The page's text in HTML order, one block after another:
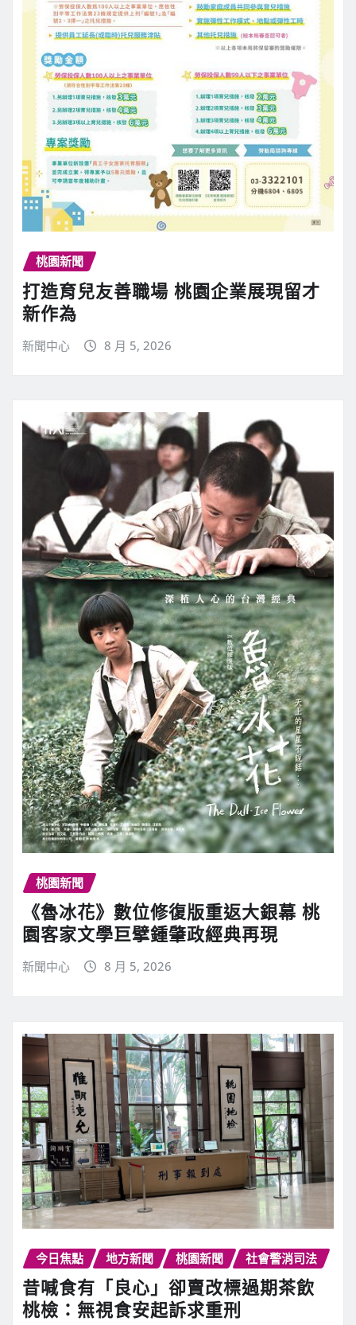
桃園新聞
打造育兒友善職場 桃園企業展現留才
新作為
新聞中心 8 月 5, 2026
桃園新聞
《魯冰花》數位修復版重返大銀幕 桃
園客家文學巨擘鍾肇政經典再現
新聞中心 8 月 5, 2026
今日焦點 地方新聞 桃園新聞 社會警消司法
昔喊食有「良心」卻賣改標過期茶飲
桃檢：無視食安起訴求重刑